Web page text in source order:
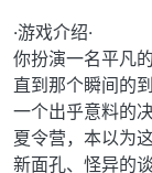
·游戏介绍·
你扮演一名平凡
直到那个瞬间的到
一个出乎意料的
夏令营，本以为
新面孔、怪异的